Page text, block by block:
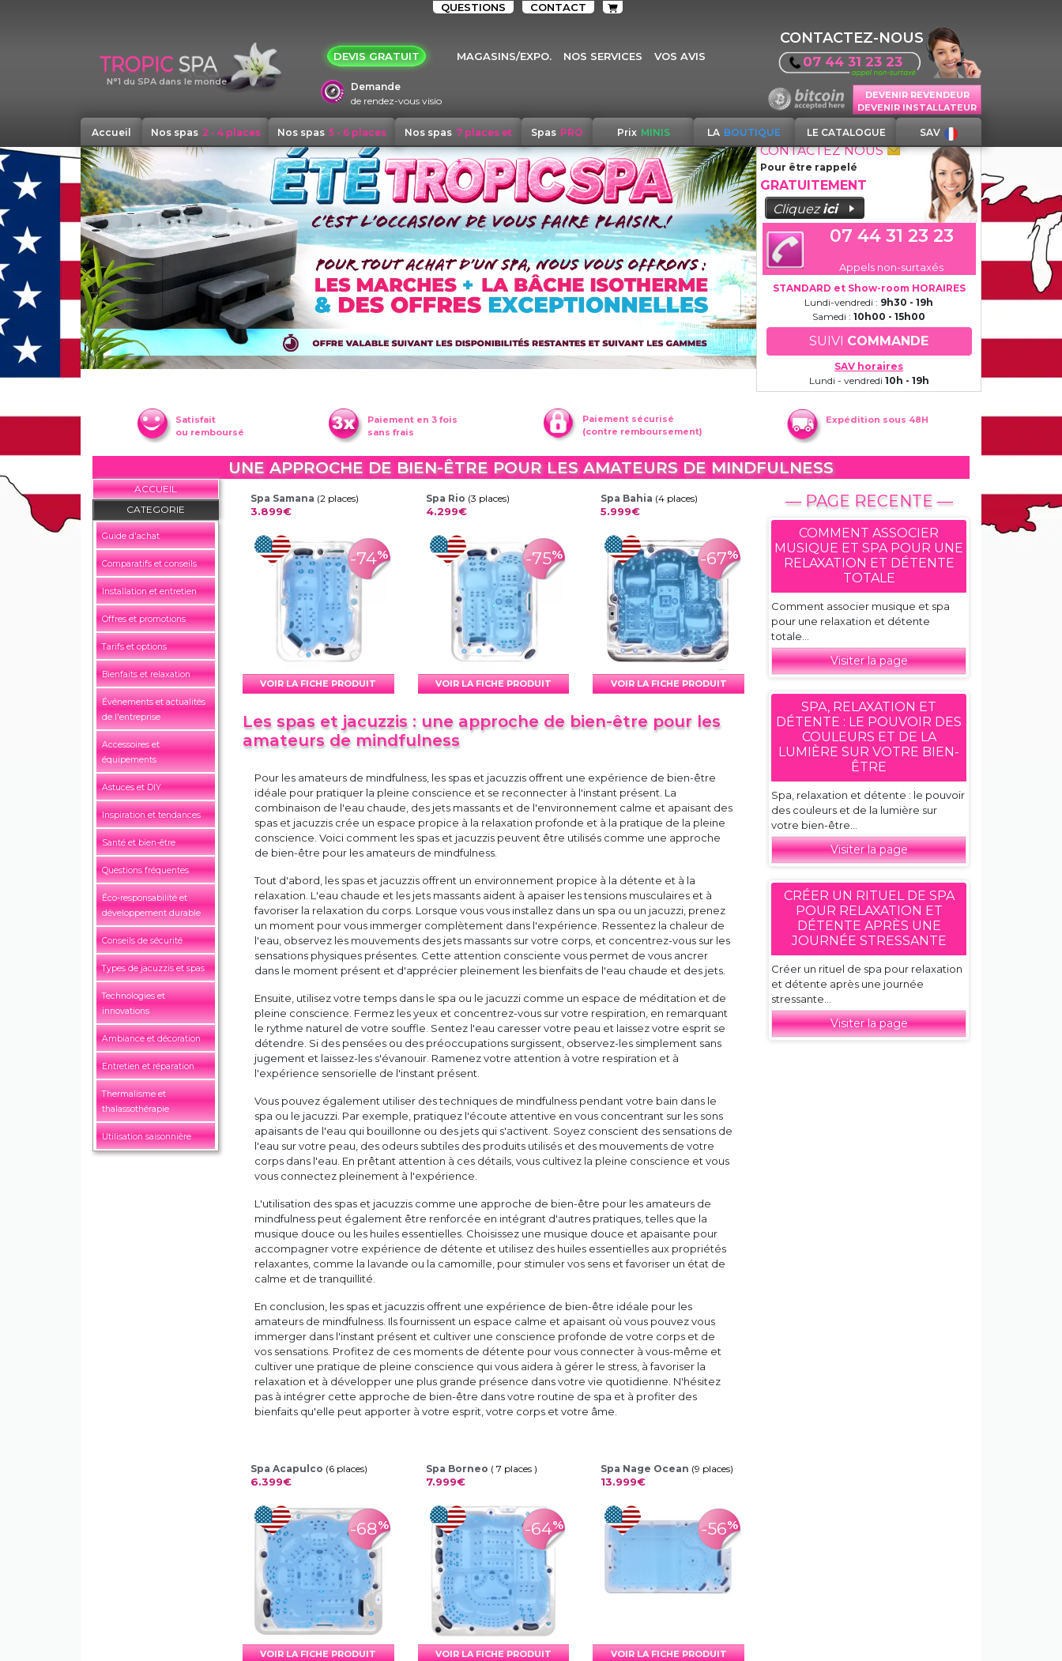
QUESTIONS CONTACT
N°1 du SPA dans le monde
DEVIS GRATUIT MAGASINS/EXPO. NOS SERVICES VOS AVIS
Demande
de rendez-vous visio
CONTACTEZ-NOUS
07 44 31 23 23
DEVENIR REVENDEUR
DEVENIR INSTALLATEUR
Accueil Nos spas 2 - 4 places Nos spas 5 - 6 places Nos spas 7 places et
+
Spas PRO Prix MINIS LA BOUTIQUE LE CATALOGUE SAV
CONTACTEZ NOUS
Pour être rappelé
GRATUITEMENT
Cliquezici
07 44 31 23 23
Appels non-surtaxés
STANDARD et Show-room HORAIRES
Lundi-vendredi : 9h30 - 19h
Samedi : 10h00 - 15h00
SUIVI COMMANDE
SAV horaires
Lundi - vendredi 10h - 19h
Satisfait
ou remboursé
Paiement en 3 fois
sans frais
Paiement sécurisé
(contre remboursement)
Expédition sous 48H
UNE APPROCHE DE BIEN-ÊTRE POUR LES AMATEURS DE MINDFULNESS
ACCUEIL
CATEGORIE
Guide d'achat
Comparatifs et conseils
Installation et entretien
Offres et promotions
Tarifs et options
Bienfaits et relaxation
Événements et actualités
de l'entreprise
Accessoires et
équipements
Astuces et DIY
Inspiration et tendances
Santé et bien-être
Questions fréquentes
Éco-responsabilité et
développement durable
Conseils de sécurité
Types de jacuzzis et spas
Technologies et
innovations
Ambiance et décoration
Entretien et réparation
Thermalisme et
thalassothérapie
Utilisation saisonnière
Spa Samana (2 places)
3.899€
-74%
VOIR LA FICHE PRODUIT
Spa Rio (3 places)
4.299€
-75%
VOIR LA FICHE PRODUIT
Spa Bahia (4 places)
5.999€
-67%
VOIR LA FICHE PRODUIT
Les spas et jacuzzis : une approche de bien-être pour les
amateurs de mindfulness
Pour les amateurs de mindfulness, les spas et jacuzzis offrent une expérience de bien-être
idéale pour pratiquer la pleine conscience et se reconnecter à l'instant présent. La
combinaison de l'eau chaude, des jets massants et de l'environnement calme et apaisant des
spas et jacuzzis crée un espace propice à la relaxation profonde et à la pratique de la pleine
conscience. Voici comment les spas et jacuzzis peuvent être utilisés comme une approche
de bien-être pour les amateurs de mindfulness.
Tout d'abord, les spas et jacuzzis offrent un environnement propice à la détente et à la
relaxation. L'eau chaude et les jets massants aident à apaiser les tensions musculaires et à
favoriser la relaxation du corps. Lorsque vous vous installez dans un spa ou un jacuzzi, prenez
un moment pour vous immerger complètement dans l'expérience. Ressentez la chaleur de
l'eau, observez les mouvements des jets massants sur votre corps, et concentrez-vous sur les
sensations physiques présentes. Cette attention consciente vous permet de vous ancrer
dans le moment présent et d'apprécier pleinement les bienfaits de l'eau chaude et des jets.
Ensuite, utilisez votre temps dans le spa ou le jacuzzi comme un espace de méditation et de
pleine conscience. Fermez les yeux et concentrez-vous sur votre respiration, en remarquant
le rythme naturel de votre souffle. Sentez l'eau caresser votre peau et laissez votre esprit se
détendre. Si des pensées ou des préoccupations surgissent, observez-les simplement sans
jugement et laissez-les s'évanouir. Ramenez votre attention à votre respiration et à
l'expérience sensorielle de l'instant présent.
Vous pouvez également utiliser des techniques de mindfulness pendant votre bain dans le
spa ou le jacuzzi. Par exemple, pratiquez l'écoute attentive en vous concentrant sur les sons
apaisants de l'eau qui bouillonne ou des jets qui s'activent. Soyez conscient des sensations de
l'eau sur votre peau, des odeurs subtiles des produits utilisés et des mouvements de votre
corps dans l'eau. En prêtant attention à ces détails, vous cultivez la pleine conscience et vous
vous connectez pleinement à l'expérience.
L'utilisation des spas et jacuzzis comme une approche de bien-être pour les amateurs de
mindfulness peut également être renforcée en intégrant d'autres pratiques, telles que la
musique douce ou les huiles essentielles. Choisissez une musique douce et apaisante pour
accompagner votre expérience de détente et utilisez des huiles essentielles aux propriétés
relaxantes, comme la lavande ou la camomille, pour stimuler vos sens et favoriser un état de
calme et de tranquillité.
En conclusion, les spas et jacuzzis offrent une expérience de bien-être idéale pour les
amateurs de mindfulness. Ils fournissent un espace calme et apaisant où vous pouvez vous
immerger dans l'instant présent et cultiver une conscience profonde de votre corps et de
vos sensations. Profitez de ces moments de détente pour vous connecter à vous-même et
cultiver une pratique de pleine conscience qui vous aidera à gérer le stress, à favoriser la
relaxation et à développer une plus grande présence dans votre vie quotidienne. N'hésitez
pas à intégrer cette approche de bien-être dans votre routine de spa et à profiter des
bienfaits qu'elle peut apporter à votre esprit, votre corps et votre âme.
Spa Acapulco (6 places)
6.399€
-68%
VOIR LA FICHE PRODUIT
Spa Borneo ( 7 places )
7.999€
-64%
VOIR LA FICHE PRODUIT
Spa Nage Ocean (9 places)
13.999€
-56%
VOIR LA FICHE PRODUIT
— PAGE RECENTE —
COMMENT ASSOCIER
MUSIQUE ET SPA POUR UNE
RELAXATION ET DÉTENTE
TOTALE
Comment associer musique et spa
pour une relaxation et détente
totale...
Visiter la page
SPA, RELAXATION ET
DÉTENTE : LE POUVOIR DES
COULEURS ET DE LA
LUMIÈRE SUR VOTRE BIEN-
ÊTRE
Spa, relaxation et détente : le pouvoir
des couleurs et de la lumière sur
votre bien-être...
Visiter la page
CRÉER UN RITUEL DE SPA
POUR RELAXATION ET
DÉTENTE APRÈS UNE
JOURNÉE STRESSANTE
Créer un rituel de spa pour relaxation
et détente après une journée
stressante...
Visiter la page